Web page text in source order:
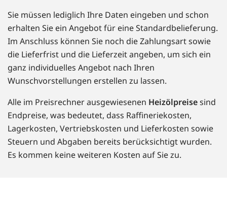
Sie müssen lediglich Ihre Daten eingeben und schon
erhalten Sie ein Angebot für eine Standardbelieferung.
Im Anschluss können Sie noch die Zahlungsart sowie
die Lieferfrist und die Lieferzeit angeben, um sich ein
ganz individuelles Angebot nach Ihren
Wunschvorstellungen erstellen zu lassen.
Alle im Preisrechner ausgewiesenen Heizölpreisesind
Endpreise, was bedeutet, dass Raffineriekosten,
Lagerkosten, Vertriebskosten und Lieferkosten sowie
Steuern und Abgaben bereits berücksichtigt wurden.
Es kommen keine weiteren Kosten auf Sie zu.